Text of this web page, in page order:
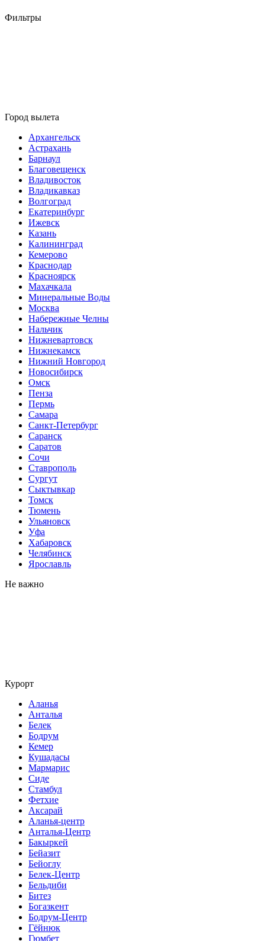
Фильтры
Город вылета
Архангельск
Астрахань
Барнаул
Благовещенск
Владивосток
Владикавказ
Волгоград
Екатеринбург
Ижевск
Казань
Калининград
Кемерово
Краснодар
Красноярск
Махачкала
Минеральные Воды
Москва
Набережные Челны
Нальчик
Нижневартовск
Нижнекамск
Нижний Новгород
Новосибирск
Омск
Пенза
Пермь
Самара
Санкт-Петербург
Саранск
Саратов
Сочи
Ставрополь
Сургут
Сыктывкар
Томск
Тюмень
Ульяновск
Уфа
Хабаровск
Челябинск
Ярославль
Не важно
Курорт
Аланья
Анталья
Белек
Бодрум
Кемер
Кушадасы
Мармарис
Сиде
Стамбул
Фетхие
Аксарай
Аланья-центр
Анталья-Центр
Бакыркей
Бейазит
Бейоглу
Белек-Центр
Бельдиби
Битез
Богазкент
Бодрум-Центр
Гёйнюк
Гюмбет